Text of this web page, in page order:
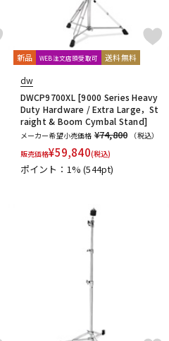
新品 WEB注文店頭受取可 送料無料
dw
DWCP9700XL [9000 Series Heavy
Duty Hardware / Extra Large，St
raight & Boom Cymbal Stand]
メーカー希望小売価格 ¥74,800
（税込）
販売価格¥59,840(税込)
ポイント：1%(544pt)